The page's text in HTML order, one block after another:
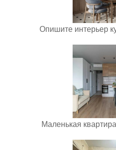
Опишите интерьер
Маленькая